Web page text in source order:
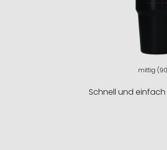
mittig
Schnell und einfach